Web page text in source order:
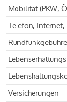
Mobilität (PKW,
Telefon, Internet,
Versicherungen